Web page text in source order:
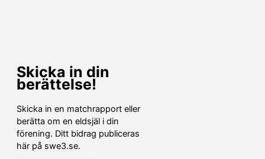
Skicka in din
berättelse!
Skicka in en matchrapport eller
berätta om en eldsjäl i din
förening. Ditt bidrag publiceras
här på swe3.se.